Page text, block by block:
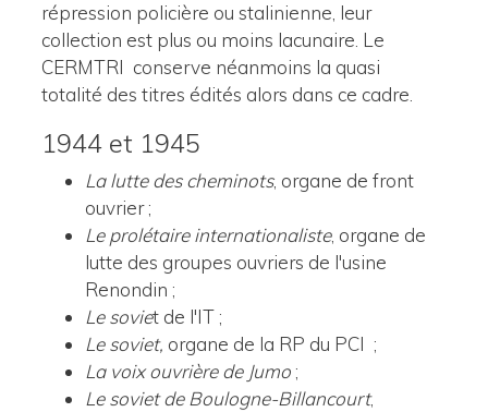
répression policière ou stalinienne, leur
collection est plus ou moins lacunaire. Le
CERMTRI conserve néanmoins la quasi
totalité des titres édités alors dans ce cadre.
1944 et 1945
La lutte des cheminots, organe de front
ouvrier ;
Le prolétaire internationaliste, organe de
lutte des groupes ouvriers de l'usine
Renondin ;
Le soviet de l'IT ;
Le soviet, organe de la RP du PCI ;
La voix ouvrière de Jumo ;
Le soviet de Boulogne-Billancourt,